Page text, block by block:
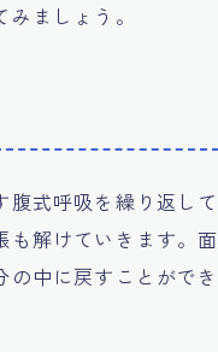
ましょう。
式呼吸を繰り返して
も解けていきます。面
中に戻すことができ